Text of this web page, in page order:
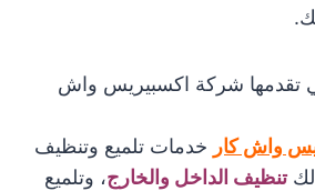
تقدمها شركة اكسبيريس واش
واش كار خدمات تلميع وتنظيف
تنظيف الداخل والخارج، وتلميع